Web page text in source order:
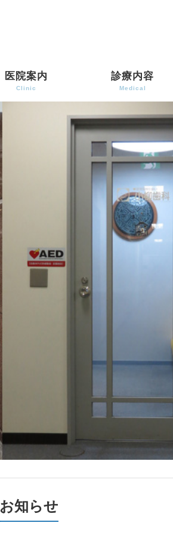
医院案内
Clinic
診療内容
Medical
お知らせ